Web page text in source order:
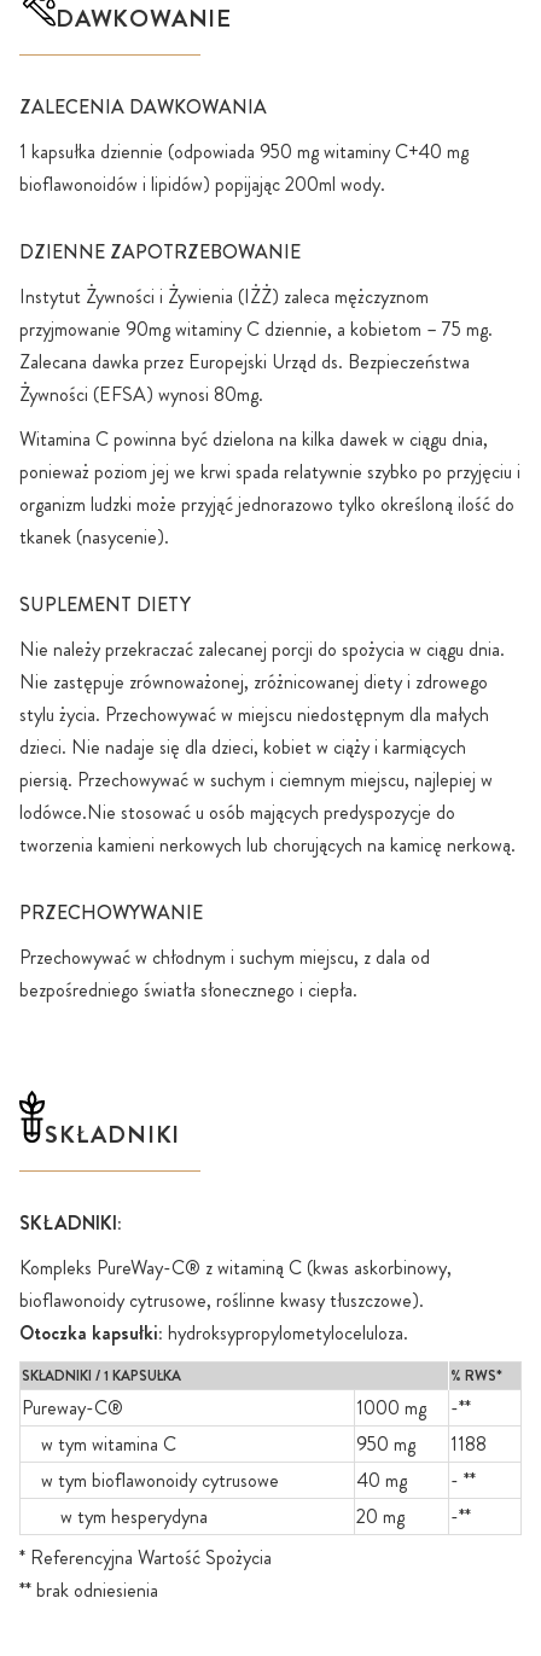
DAWKOWANIE
ZALECENIA DAWKOWANIA
1 kapsułka dziennie (odpowiada 950 mg witaminy C+40 mg
bioflawonoidów i lipidów) popijając 200ml wody.
DZIENNE ZAPOTRZEBOWANIE
Instytut Żywności i Żywienia (IŻŻ) zaleca mężczyznom
przyjmowanie 90mg witaminy C dziennie, a kobietom – 75 mg.
Zalecana dawka przez Europejski Urząd ds. Bezpieczeństwa
Żywności (EFSA) wynosi 80mg.
Witamina C powinna być dzielona na kilka dawek w ciągu dnia,
ponieważ poziom jej we krwi spada relatywnie szybko po przyjęciu i
organizm ludzki może przyjąć jednorazowo tylko określoną ilość do
tkanek (nasycenie).
SUPLEMENT DIETY
Nie należy przekraczać zalecanej porcji do spożycia w ciągu dnia.
Nie zastępuje zrównoważonej, zróżnicowanej diety i zdrowego
stylu życia. Przechowywać w miejscu niedostępnym dla małych
dzieci. Nie nadaje się dla dzieci, kobiet w ciąży i karmiących
piersią. Przechowywać w suchym i ciemnym miejscu, najlepiej w
lodówce.Nie stosować u osób mających predyspozycje do
tworzenia kamieni nerkowych lub chorujących na kamicę nerkową.
PRZECHOWYWANIE
Przechowywać w chłodnym i suchym miejscu, z dala od
bezpośredniego światła słonecznego i ciepła.
SKŁADNIKI
SKŁADNIKI:
Kompleks PureWay-C® z witaminą C (kwas askorbinowy,
bioflawonoidy cytrusowe, roślinne kwasy tłuszczowe).
Otoczka kapsułki: hydroksypropylometyloceluloza.
SKŁADNIKI / 1 KAPSUŁKA % RWS*
Pureway-C® 1000 mg
-**
w tym witamina C
950 mg
1188
w tym bioflawonoidy cytrusowe
40 mg
- **
w tym hesperydyna
20 mg
-**
* Referencyjna Wartość Spożycia
** brak odniesienia